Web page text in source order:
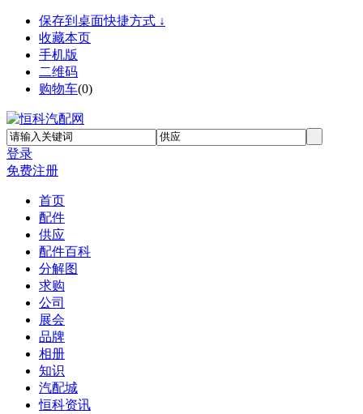
保存到桌面快捷方式 ↓
收藏本页
手机版
二维码
购物车(0)
登录
免费注册
首页
配件
供应
配件百科
分解图
求购
公司
展会
品牌
相册
知识
汽配城
恒科资讯